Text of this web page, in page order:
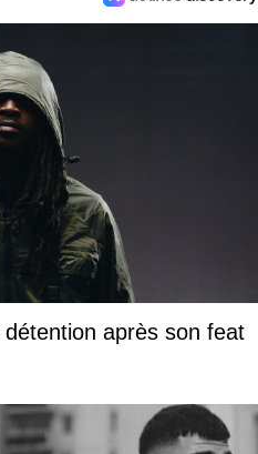
après son feat